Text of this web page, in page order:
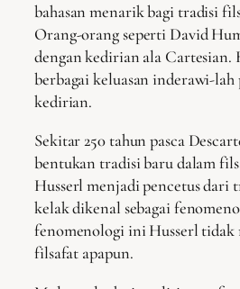
bahasan menarik bagi tradisi
Orang-orang seperti David
dengan kedirian ala
berbagai keluasan inderawi-
kedirian.
Sekitar 250 tahun pasca
bentukan tradisi baru dalam
Husserl menjadi pencetus dari
kelak dikenal sebagai
fenomenologi ini Husserl
filsafat apapun.